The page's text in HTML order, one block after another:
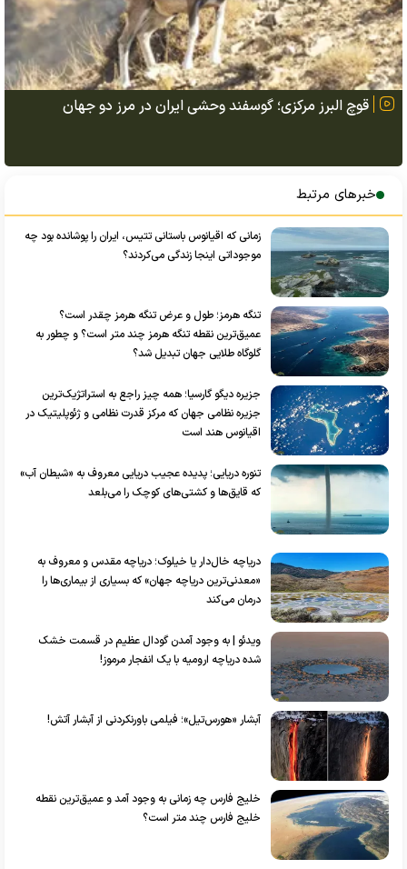
قوچ البرز مرکزی؛ گوسفند وحشی ایران در مرز دو جهان
خبرهای مرتبط
زمانی که اقیانوس باستانی تتیس، ایران را پوشانده بود چه
موجوداتی اینجا زندگی می‌کردند؟
تنگه هرمز؛ طول و عرض تنگه هرمز چقدر است؟
عمیق‌ترین نقطه تنگه هرمز چند متر است؟ و چطور به
گلوگاه طلایی جهان تبدیل شد؟
جزیره دیگو گارسیا؛ همه چیز راجع به استراتژیک‌ترین
جزیره نظامی جهان که مرکز قدرت نظامی و ژئوپلیتیک در
اقیانوس هند است
تنوره دریایی؛ پدیده عجیب دریایی معروف به «شیطان آب»
که قایق‌ها و کشتی‌های کوچک را می‌بلعد
دریاچه خال‌دار یا خیلوک؛ دریاچه مقدس و معروف به
«معدنی‌ترین دریاچه جهان» که بسیاری از بیماری‌ها را
درمان می‌کند
ویدئو | به وجود آمدن گودال عظیم در قسمت خشک
شده دریاچه ارومیه با یک انفجار مرموز!
آبشار «هورس‌تیل»؛ فیلمی باورنکردنی از آبشار آتش!
خلیج فارس چه زمانی به وجود آمد و عمیق‌ترین نقطه
خلیج فارس چند متر است؟